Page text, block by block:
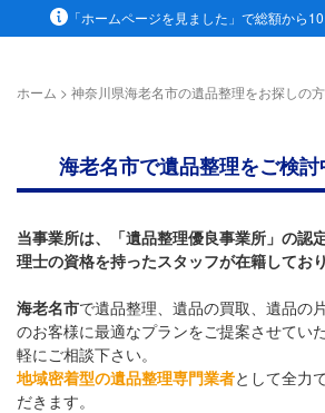
「ホームページを見ました」で総額から10
ホーム > 神奈川県海老名市の遺品整理をお探しの
海老名市で遺品整理をご検
当事業所は、「遺品整理優良事業所」の認
理士の資格を持ったスタッフが在籍しており
海老名市で遺品整理、遺品の買取、遺品の
のお客様に最適なプランをご提案させてい
軽にご相談下さい。
地域密着型の遺品整理専門業者として全力
だきます。